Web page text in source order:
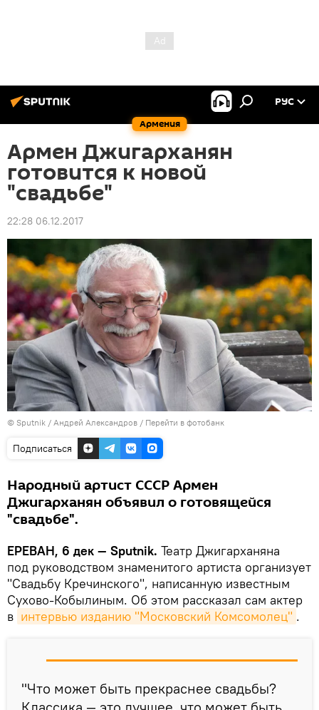
Армения
РУС
Армен Джигарханян
готовится к новой
"свадьбе"
22:28 06.12.2017
© Sputnik / Андрей Александров / Перейти в фотобанк
Подписаться
Народный артист СССР Армен
Джигарханян объявил о готовящейся
"свадьбе".
ЕРЕВАН, 6 дек — Sputnik. Театр Джигарханяна
под руководством знаменитого артиста организует
"Свадьбу Кречинского", написанную известным
Сухово-Кобылиным. Об этом рассказал сам актер
в интервью изданию "Московский Комсомолец" .
"Что может быть прекраснее свадьбы?